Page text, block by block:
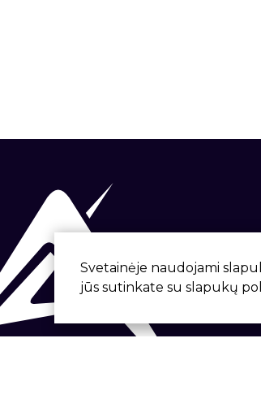
Svetainėje naudojami
jūs sutinkate su slapukų